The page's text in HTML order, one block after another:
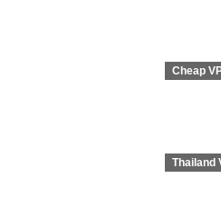
Cheap
Thailand